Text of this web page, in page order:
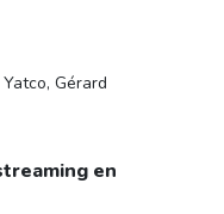
Gérard
en